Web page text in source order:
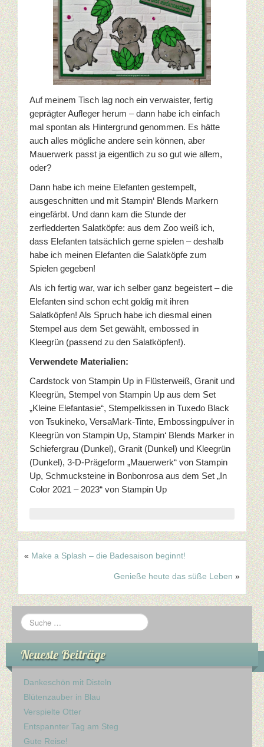
Sale-A-Bration 2013
Sale-A-Bration 2014
Sale-A-Bration 2015
Sale-A-Bration 2016
Sale-A-Bration 2017
Weihnachten
Datenschutzerklärung
Auf meinem Tisch lag noch ein verwaister, fertig
geprägter Aufleger herum – dann habe ich einfach
mal spontan als Hintergrund genommen. Es hätte
auch alles mögliche andere sein können, aber
Mauerwerk passt ja eigentlich zu so gut wie allem,
oder?
Dann habe ich meine Elefanten gestempelt,
ausgeschnitten und mit Stampin‘ Blends Markern
eingefärbt. Und dann kam die Stunde der
zerfledderten Salatköpfe: aus dem Zoo weiß ich,
dass Elefanten tatsächlich gerne spielen – deshalb
habe ich meinen Elefanten die Salatköpfe zum
Spielen gegeben!
Als ich fertig war, war ich selber ganz begeistert – die
Elefanten sind schon echt goldig mit ihren
Salatköpfen! Als Spruch habe ich diesmal einen
Stempel aus dem Set gewählt, embossed in
Kleegrün (passend zu den Salatköpfen!).
Verwendete Materialien:
Cardstock von Stampin Up in Flüsterweiß, Granit und
Kleegrün, Stempel von Stampin Up aus dem Set
„Kleine Elefantasie“, Stempelkissen in Tuxedo Black
von Tsukineko, VersaMark-Tinte, Embossingpulver in
Kleegrün von Stampin Up, Stampin‘ Blends Marker in
Schiefergrau (Dunkel), Granit (Dunkel) und Kleegrün
(Dunkel), 3-D-Prägeform „Mauerwerk“ von Stampin
Up, Schmucksteine in Bonbonrosa aus dem Set „In
Color 2021 – 2023“ von Stampin Up
« Make a Splash – die Badesaison beginnt!
Genieße heute das süße Leben »
Neueste Beiträge
Dankeschön mit Disteln
Blütenzauber in Blau
Verspielte Otter
Entspannter Tag am Steg
Gute Reise!